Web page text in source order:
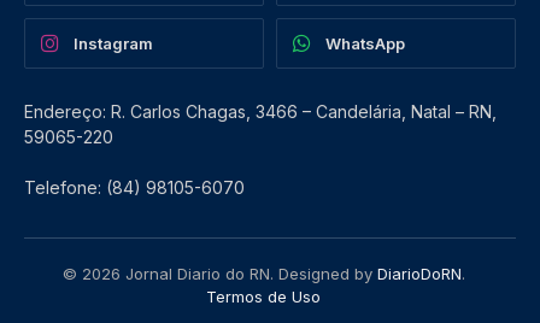
Instagram WhatsApp
Endereço: R. Carlos Chagas, 3466 – Candelária, Natal – RN,
59065-220
Telefone: (84) 98105-6070
© 2026 Jornal Diario do RN. Designed by DiarioDoRN.
Termos de Uso